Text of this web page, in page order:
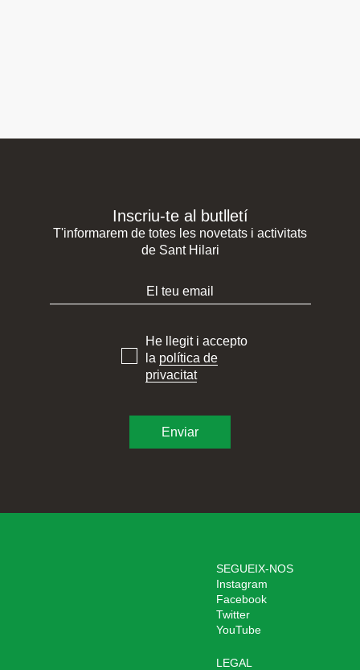
Inscriu-te al butlletí
T'informarem de totes les novetats i activitats
de Sant Hilari
He llegit i accepto
la política de
privacitat
SEGUEIX-NOS
Instagram
Facebook
Twitter
YouTube
LEGAL